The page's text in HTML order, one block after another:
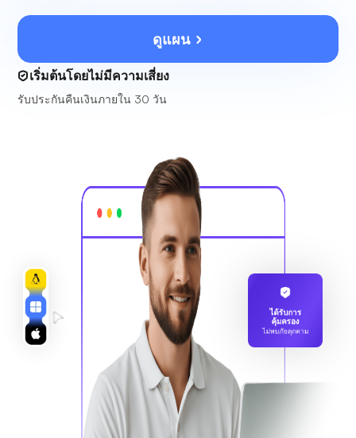
ดูแผน
เริ่มต้นโดยไม่มีความเสี่ยง
รับประกันคืนเงินภายใน 30 วัน
ได้รับการ
คุ้มครอง
ไม่พบภัยคุกคาม